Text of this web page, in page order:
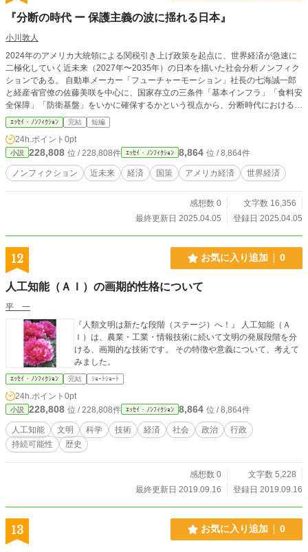
『分断の時代 ー 保護主義の波に揺れる日本』
小川敦人
2024年のアメリカ大統領による関税引き上げ政策を起点に、世界経済が急速に
二極化していく近未来（2027年〜2035年）の日本を描いた社会分析ノンフィク
ションである。 自動車メーカー「フューチャーモーション」社長の七海誠一郎
と経産省官僚の佐藤美咲を中心に、国家存立の三条件「基本インフラ」「食料安
全保障」「防衛基盤」をいかに確保するかという視点から、分断時代における日
本の選択肢を検証する。 日本のエネルギー自給率12%、食料自給率38%、輸入
依存の防衛技術という脆弱性を抱える中、単純な二極化への従属か、「第三の
道」としての戦略的自律連合の構築か、日本の産官学は模索を続ける。 ASEA
N、インド、オーストラリアなどとの「インド太平洋経済フレームワーク」構
築、「分散型サプライチェーン」の開発、国産基幹技術の育成など、具体的な取
り組みを通じて日本の生存戦略を描写。理想と現実の狭間で苦闘する日本の姿
の減少、食料供給の国際的分断リスクの63%上昇、極端気象による国内農業生
産の22%減少など、実証的データに基づいた未来予測は説得力に満ちている。
ｴｯｾｲ・ﾉﾝﾌｨｸｼｮﾝ 完結 短編
24h.ポイント 0pt
小説 228,808 位 / 228,808件 ｴｯｾｲ・ﾉﾝﾌｨｸｼｮﾝ 8,864 位 / 8,864件
ノンフィクション 近未来 経済 国策 アメリカ経済 世界経済
感想数 0
文字数 16,356
最終更新日 2025.04.05
登録日 2025.04.05
12 お気に入り追加 0
人工知能（ＡＩ）の画期的性格について
平 一
『人類文明は新たな段階（ステージ）へ！』 人工知能（Ａ
Ｉ）は、農業・工業・情報技術に続いて文明の発展段階を分
ける、画期的な技術です。 その特徴や意義について、考えて
みました。
ｴｯｾｲ・ﾉﾝﾌｨｸｼｮﾝ 完結 ｼｮｰﾄｼｮｰﾄ
24h.ポイント 0pt
小説 228,808 位 / 228,808件 ｴｯｾｲ・ﾉﾝﾌｨｸｼｮﾝ 8,864 位 / 8,864件
人工知能 文明 科学 技術 経済 社会 政治
行政
持続可能性
歴史
感想数 0
文字数 5,228
最終更新日 2019.09.16
登録日 2019.09.16
13 お気に入り追加 0